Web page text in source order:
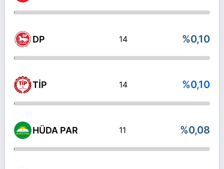
DP 14 %0,10
TİP 14 %0,10
HÜDA PAR 11 %0,08